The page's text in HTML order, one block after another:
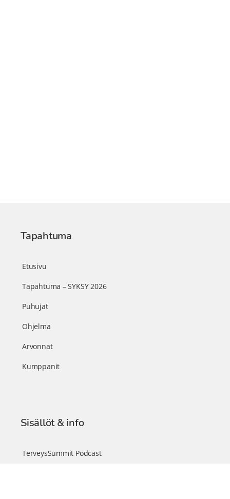
Tapahtuma
Etusivu
Tapahtuma – SYKSY 2026
Puhujat
Ohjelma
Arvonnat
Kumppanit
Sisällöt & info
TerveysSummit Podcast